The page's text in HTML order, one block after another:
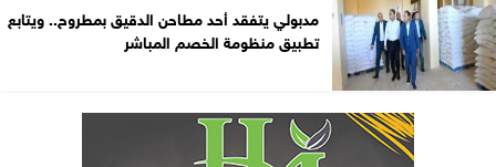
مدبولي يتفقد أحد مطاحن الدقيق بمطروح.. ويتابع
تطبيق منظومة الخصم المباشر